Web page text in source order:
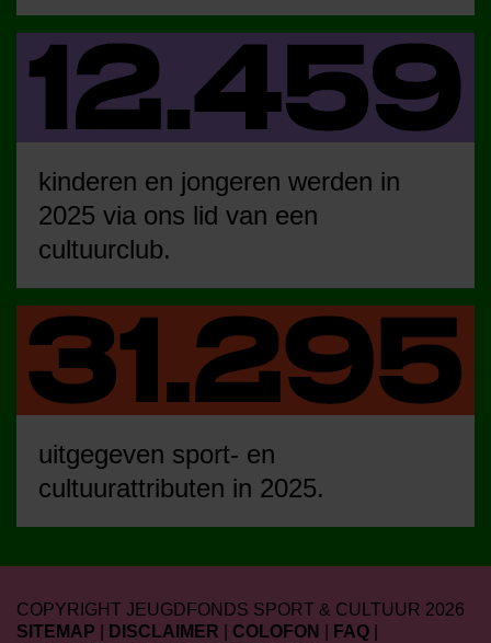
kinderen en jongeren werden in
2025 via ons lid van een
cultuurclub.
uitgegeven sport- en
cultuurattributen in 2025.
COPYRIGHT JEUGDFONDS SPORT & CULTUUR 2026
SITEMAP
DISCLAIMER COLOFON FAQ